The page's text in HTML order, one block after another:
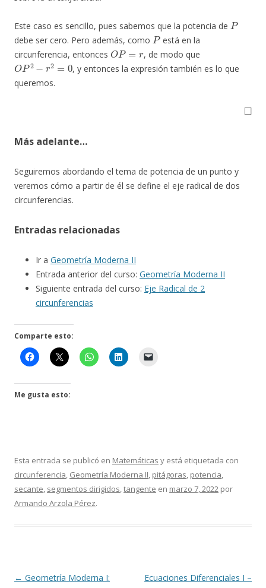
Este caso es sencillo, pues sabemos que la potencia de
P
debe ser cero. Pero además, como
P
está en la
circunferencia, entonces
OP=r
, de modo que
OP2−r2=0
, y entonces la expresión también es lo que
queremos.
◻
Más adelante…
Seguiremos abordando el tema de potencia de un punto y
veremos cómo a partir de él se define el eje radical de dos
circunferencias.
Entradas relacionadas
Ir a Geometría Moderna II
Entrada anterior del curso: Geometría Moderna II
Siguiente entrada del curso: Eje Radical de 2
circunferencias
Comparte esto:
Me gusta esto:
Esta entrada se publicó en Matemáticas y está etiquetada con
circunferencia, Geometría Moderna II, pitágoras, potencia,
secante, segmentos dirigidos,tangente en marzo 7, 2022 por
Armando Arzola Pérez.
Navegación
← Geometría Moderna I:
Ecuaciones Diferenciales I –